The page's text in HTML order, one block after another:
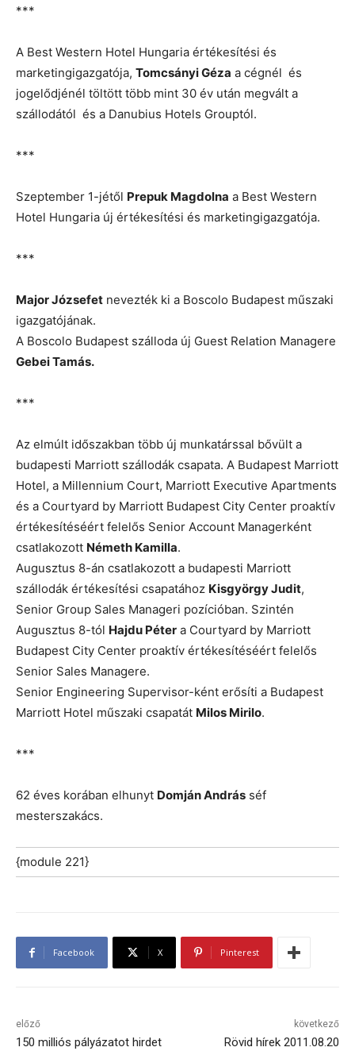
***
A Best Western Hotel Hungaria értékesítési és
marketingigazgatója, Tomcsányi Géza a cégnél és
jogelődjénél töltött több mint 30 év után megvált a
szállodától és a Danubius Hotels Grouptól.
***
Szeptember 1-jétől Prepuk Magdolna a Best Western
Hotel Hungaria új értékesítési és marketingigazgatója.
***
Major Józsefet nevezték ki a Boscolo Budapest műszaki
igazgatójának.
A Boscolo Budapest szálloda új Guest Relation Managere
Gebei Tamás.
***
Az elmúlt időszakban több új munkatárssal bővült a
budapesti Marriott szállodák csapata. A Budapest Marriott
Hotel, a Millennium Court, Marriott Executive Apartments
és a Courtyard by Marriott Budapest City Center proaktív
értékesítéséért felelős Senior Account Managerként
csatlakozott Németh Kamilla.
Augusztus 8-án csatlakozott a budapesti Marriott
szállodák értékesítési csapatához Kisgyörgy Judit,
Senior Group Sales Manageri pozícióban. Szintén
Augusztus 8-tól Hajdu Péter a Courtyard by Marriott
Budapest City Center proaktív értékesítéséért felelős
Senior Sales Managere.
Senior Engineering Supervisor-ként erősíti a Budapest
Marriott Hotel műszaki csapatát Milos Mirilo.
***
62 éves korában elhunyt Domján András séf
mesterszakács.
{module 221}
Facebook X Pinterest
előző
150 milliós pályázatot hirdet
következő
Rövid hírek 2011.08.20